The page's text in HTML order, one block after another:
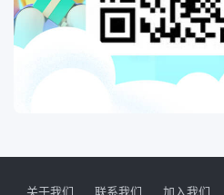
关于我们 联系我们 加入我们